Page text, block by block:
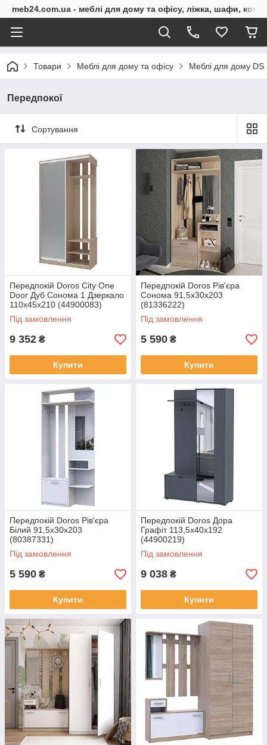
meb24.com.ua - меблі для дому та офісу, ліжка, шафи,
Товари Меблі для дому та офісу Меблі для дому DS
Передпокої
Сортування
Передпокій Doros City One
Door Дуб Cонома 1 Дзеркало
110х45х210 (44900083)
Під замовлення
9 352 ₴
Купити
Передпокій Doros Рів'єра
Cонома 91,5х30х203
(81336222)
Під замовлення
5 590 ₴
Купити
Передпокій Doros Рів'єра
Білий 91,5х30х203
(80387331)
Під замовлення
5 590 ₴
Купити
Передпокій Doros Дора
Графіт 113,5х40х192
(44900219)
Під замовлення
9 038 ₴
Купити